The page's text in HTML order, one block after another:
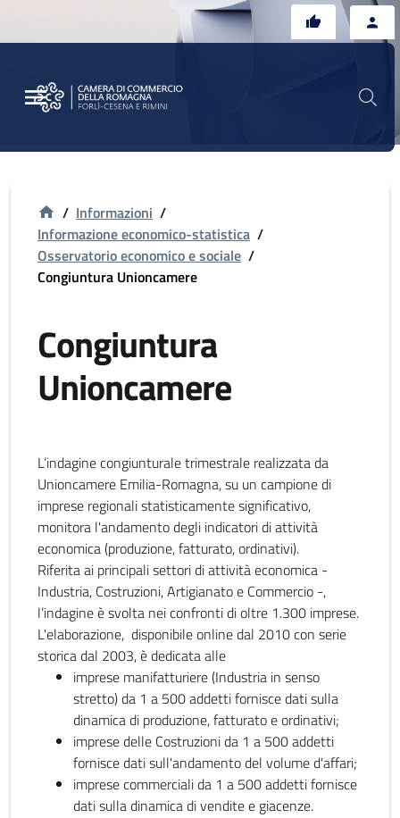
/ Informazioni /
Informazione economico-statistica /
Osservatorio economico e sociale /
Congiuntura Unioncamere
Congiuntura
Unioncamere
L’indagine congiunturale trimestrale realizzata da
Unioncamere Emilia-Romagna, su un campione di
imprese regionali statisticamente significativo,
monitora l'andamento degli indicatori di attività
economica (produzione, fatturato, ordinativi).
Riferita ai principali settori di attività economica -
Industria, Costruzioni, Artigianato e Commercio -,
l’indagine è svolta nei confronti di oltre 1.300 imprese.
L'elaborazione, disponibile online dal 2010 con serie
storica dal 2003, è dedicata alle
imprese manifatturiere (Industria in senso
stretto) da 1 a 500 addetti fornisce dati sulla
dinamica di produzione, fatturato e ordinativi;
imprese delle Costruzioni da 1 a 500 addetti
fornisce dati sull'andamento del volume d'affari;
imprese commerciali da 1 a 500 addetti fornisce
dati sulla dinamica di vendite e giacenze.